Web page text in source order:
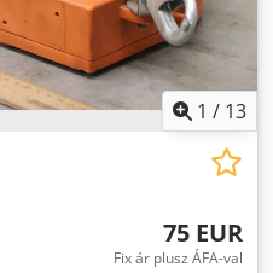
1 / 13
75 EUR
Fix ár plusz ÁFA-val